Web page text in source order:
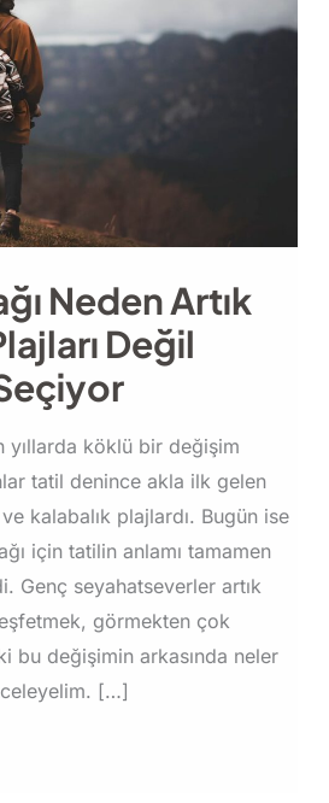
Neden Artık
Değil
yıllarda köklü bir değişim
tatil denince akla ilk gelen
kalabalık plajlardı. Bugün ise
için tatilin anlamı tamamen
Genç seyahatseverler artık
görmekten çok
bu değişimin arkasında neler
[…]